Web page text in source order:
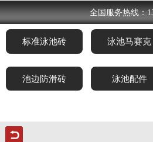
全国服务热线：
标准泳池砖 泳池马赛克
池边防滑砖 泳池配件